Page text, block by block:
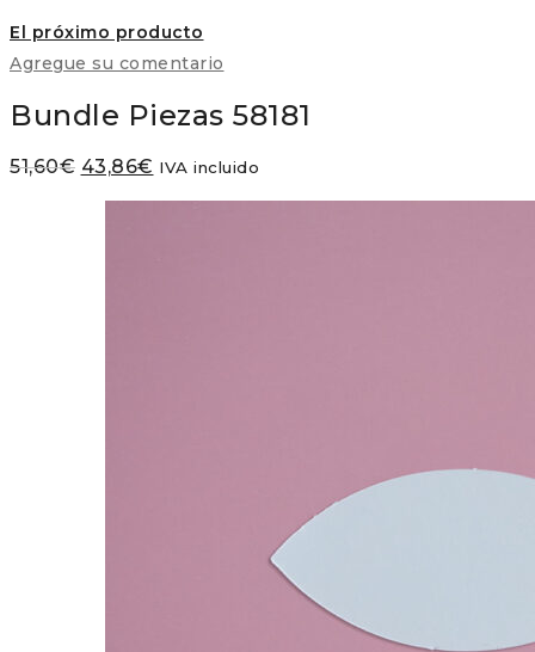
El próximo producto
Agregue su comentario
Bundle Piezas 58181
51,60€ El
43,86€ El
IVA incluido